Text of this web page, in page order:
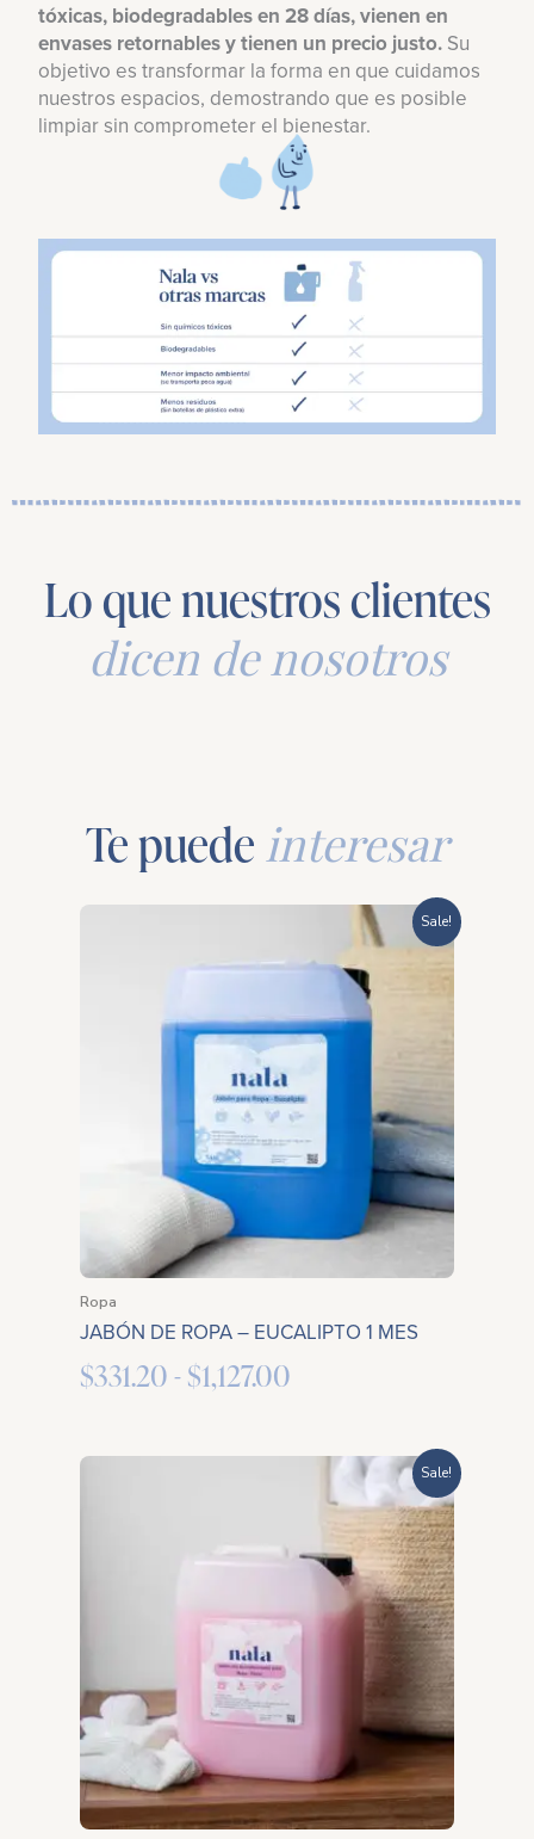
tóxicas, biodegradables en 28 días, vienen en
envases retornables y tienen un precio justo. Su
objetivo es transformar la forma en que cuidamos
nuestros espacios, demostrando que es posible
limpiar sin comprometer el bienestar.
Lo que nuestros clientes
dicen de nosotros
Te puede interesar
Sale!
Ropa
JABÓN DE ROPA – EUCALIPTO 1 MES
$331.20-$1,127.00
Rango
de
precios:
desde
hasta
$1,127.00
Sale!
Rango
precios:
desde
$331.20
$1,127.00